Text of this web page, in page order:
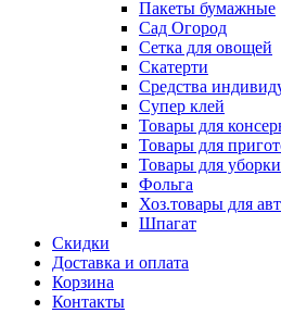
Пакеты бумажные
Сад Огород
Сетка для овощей
Скатерти
Средства
Супер клей
Товары для
Товары для
Товары для уборки
Фольга
Хоз.товары для
Шпагат
Скидки
Доставка и оплата
Корзина
Контакты